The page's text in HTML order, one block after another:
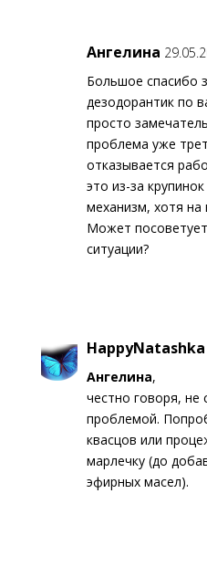
Ангелина
Большое спасибо
дезодорантик по
просто
проблема уже
отказывается
это из-за
механизм, хотя на
Может
ситуации?
HappyNatashka
Ангелина,
честно говоря, не
проблемой.
квасцов или
марлечку (до
эфирных масел).